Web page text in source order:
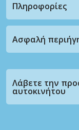
Πληροφορίες
Ασφαλή
Λάβετε την
αυτοκινήτου